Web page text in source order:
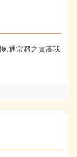
,通常稱之貢高我